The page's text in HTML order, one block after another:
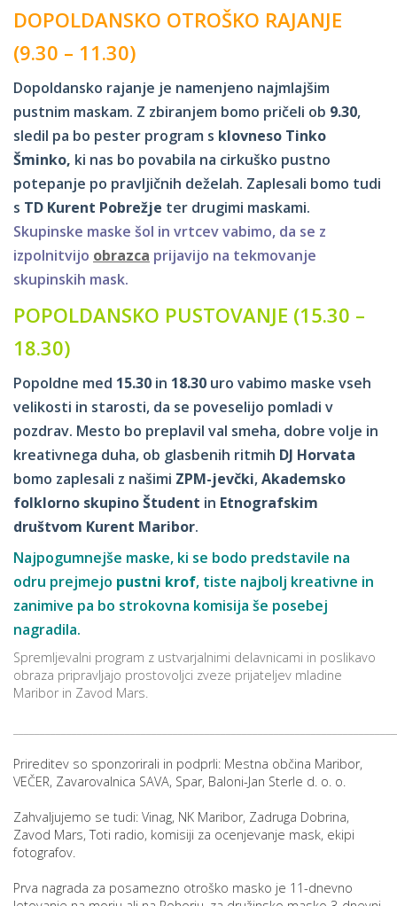
DOPOLDANSKO OTROŠKO RAJANJE
(9.30 – 11.30)
Dopoldansko rajanje je namenjeno najmlajšim
pustnim maskam. Z zbiranjem bomo pričeli ob 9.30,
sledil pa bo pester program s klovneso Tinko
Šminko, ki nas bo povabila na cirkuško pustno
potepanje po pravljičnih deželah. Zaplesali bomo tudi
s TD Kurent Pobrežje ter drugimi maskami.
Skupinske maske šol in vrtcev vabimo, da se z
izpolnitvijo obrazca prijavijo na tekmovanje
skupinskih mask.
POPOLDANSKO PUSTOVANJE (15.30 –
18.30)
Popoldne med 15.30 in 18.30 uro vabimo maske vseh
velikosti in starosti, da se poveselijo pomladi v
pozdrav. Mesto bo preplavil val smeha, dobre volje in
kreativnega duha, ob glasbenih ritmih DJ Horvata
bomo zaplesali z našimi ZPM-jevčki,Akademsko
folklorno skupino Študent in Etnografskim
društvom Kurent Maribor.
Najpogumnejše maske, ki se bodo predstavile na
odru prejmejo pustni krof, tiste najbolj kreativne in
zanimive pa bo strokovna komisija še posebej
nagradila.
Spremljevalni program z ustvarjalnimi delavnicami in poslikavo
obraza pripravljajo prostovoljci zveze prijateljev mladine
Maribor in Zavod Mars.
Prireditev so sponzorirali in podprli: Mestna občina Maribor,
VEČER, Zavarovalnica SAVA, Spar, Baloni-Jan Sterle d. o. o.
Zahvaljujemo se tudi: Vinag, NK Maribor, Zadruga Dobrina,
Zavod Mars, Toti radio, komisiji za ocenjevanje mask, ekipi
fotografov.
Prva nagrada za posamezno otroško masko je 11-dnevno